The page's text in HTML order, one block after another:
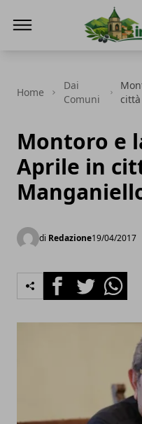
Home
Dai
Comuni
Montoro e
Aprile in
di Redazione19/04/2017
FacebookTwitter